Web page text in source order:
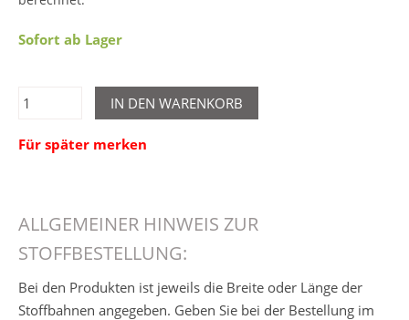
Sofort ab Lager
IN DEN WARENKORB
Für später merken
ALLGEMEINER HINWEIS ZUR
STOFFBESTELLUNG:
Bei den Produkten ist jeweils die Breite oder Länge der
Stoffbahnen angegeben. Geben Sie bei der Bestellung im